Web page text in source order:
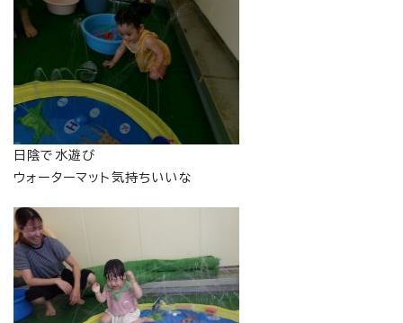
日陰で水遊び
ウォーターマット気持ちいいな